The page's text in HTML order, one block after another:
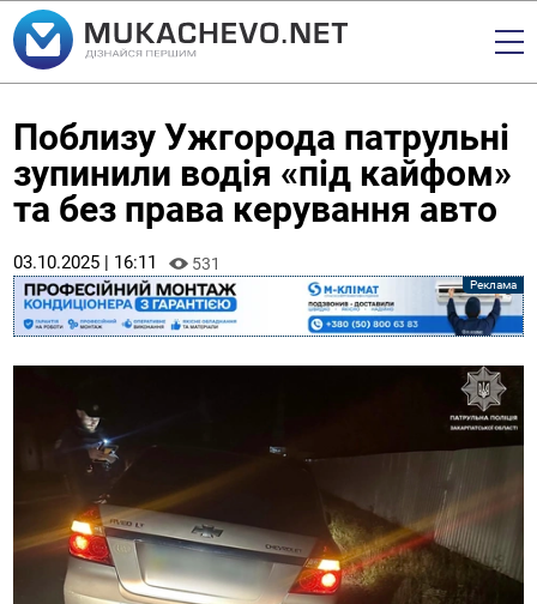
Поблизу Ужгорода патрульні
зупинили водія «під кайфом»
та без права керування авто
03.10.2025 | 16:11 531